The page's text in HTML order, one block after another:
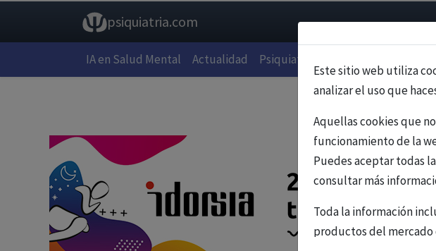
psiquiatria.com
IA en Salud Mental Actualidad Psiquiatría
Este sitio web utiliza
analizar el uso que
Aquellas cookies que
funcionamiento de la
Puedes aceptar todas
consultar más
Toda la información
productos del